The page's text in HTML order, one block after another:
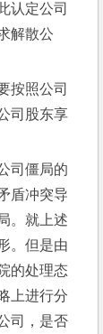
认定公司
解散公
按照公司
司股东享
司僵局的
盾冲突导
。就上述
。但是由
的处理态
上进行分
司，是否